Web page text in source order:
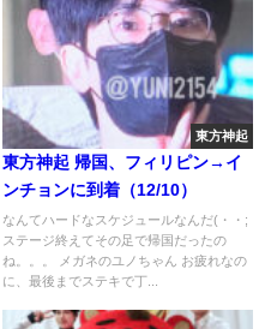
東方神起
東方神起 帰国、フィリピン→イ
ンチョンに到着（12/10）
なんてハードなスケジュールなんだ(・・;
ステージ終えてその足で帰国だったの
ね。。。 メガネのユノちゃん お疲れなの
に、最後までステキで丁...